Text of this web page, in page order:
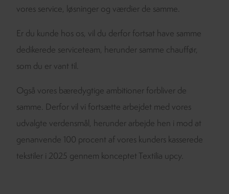
vores service, løsninger og værdier de samme.
Er du kunde hos os, vil du derfor fortsat have samme
dedikerede serviceteam, herunder samme chauffør,
som du er vant til.
Også vores bæredygtige ambitioner forbliver de
samme. Derfor vil vi fortsætte arbejdet med vores
udvalgte verdensmål, herunder arbejde hen i mod at
genanvende 100 procent af vores kunders kasserede
tekstiler i 2025 gennem konceptet Textilia upcy.